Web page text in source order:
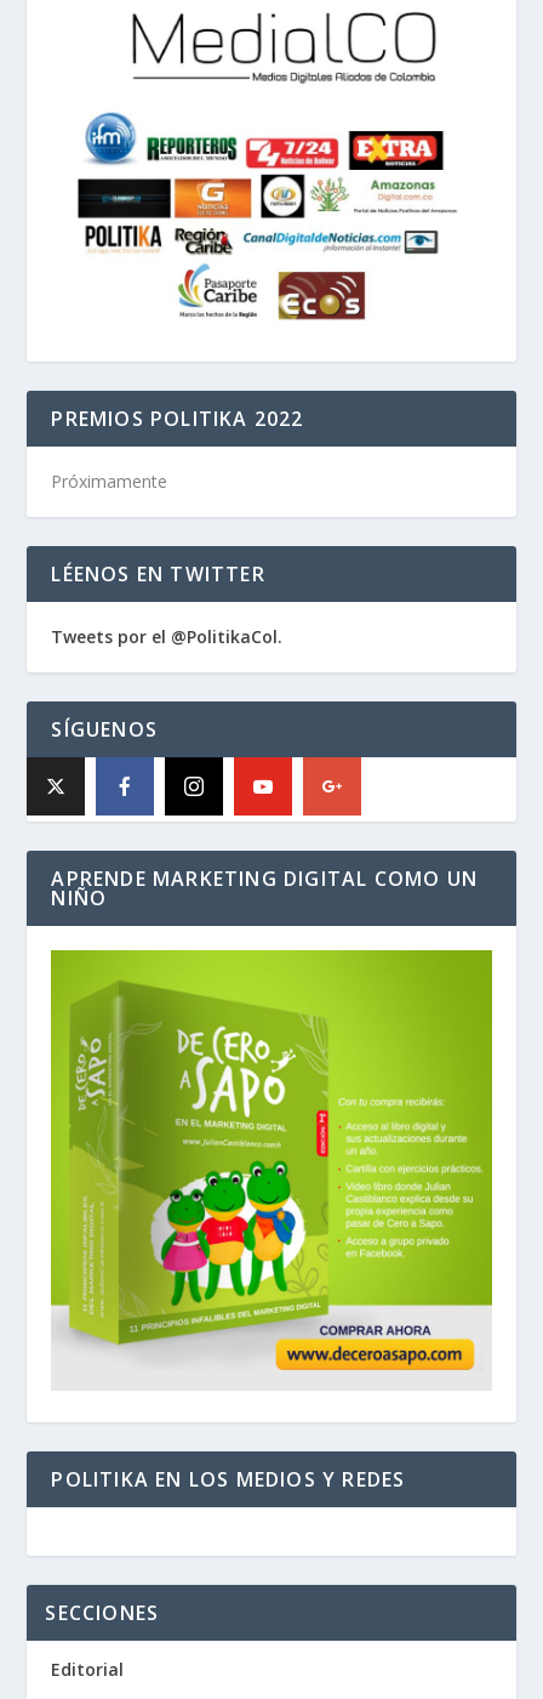
PREMIOS POLITIKA 2022
Próximamente
LÉENOS EN TWITTER
Tweets por el @PolitikaCol.
SÍGUENOS
APRENDE MARKETING DIGITAL COMO UN
NIÑO
POLITIKA EN LOS MEDIOS Y REDES
SECCIONES
Editorial